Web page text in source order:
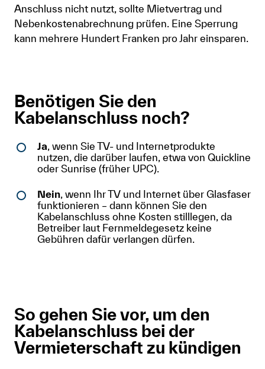
Anschluss nicht nutzt, sollte Mietvertrag und
Nebenkostenabrechnung prüfen. Eine Sperrung
kann mehrere Hundert Franken pro Jahr einsparen.
Benötigen Sie den
Kabelanschluss noch?
Ja , wenn Sie TV- und Internetprodukte
nutzen, die darüber laufen, etwa von Quickline
oder Sunrise (früher UPC).
Nein , wenn Ihr TV und Internet über Glasfaser
funktionieren – dann können Sie den
Kabelanschluss ohne Kosten stilllegen, da
Betreiber laut Fernmeldegesetz keine
Gebühren dafür verlangen dürfen.
So gehen Sie vor, um den
Kabelanschluss bei der
Vermieterschaft zu kündigen